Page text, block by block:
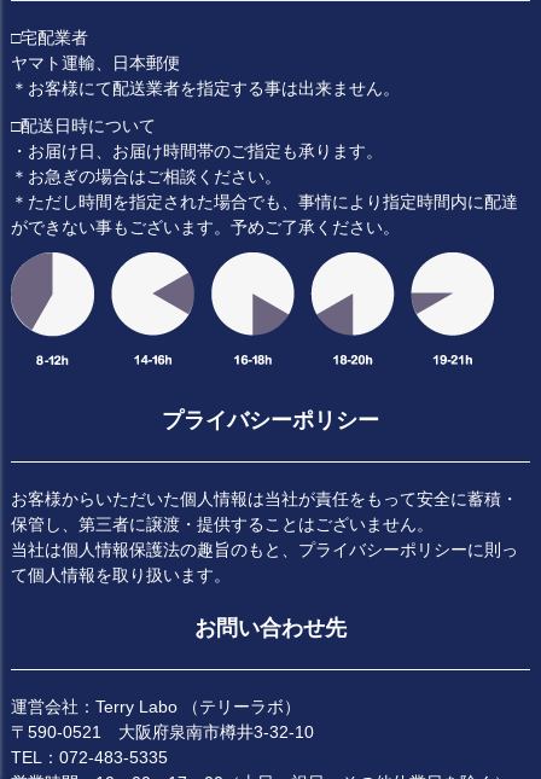
□宅配業者
ヤマト運輸、日本郵便
＊お客様にて配送業者を指定する事は出来ません。
□配送日時について
・お届け日、お届け時間帯のご指定も承ります。
＊お急ぎの場合はご相談ください。
＊ただし時間を指定された場合でも、事情により指定時間内に配達
ができない事もございます。予めご了承ください。
プライバシーポリシー
お客様からいただいた個人情報は当社が責任をもって安全に蓄積・
保管し、第三者に譲渡・提供することはございません。
当社は個人情報保護法の趣旨のもと、プライバシーポリシーに則っ
て個人情報を取り扱います。
お問い合わせ先
運営会社：Terry Labo （テリーラボ）
〒590-0521 大阪府泉南市樽井3-32-10
TEL：072-483-5335